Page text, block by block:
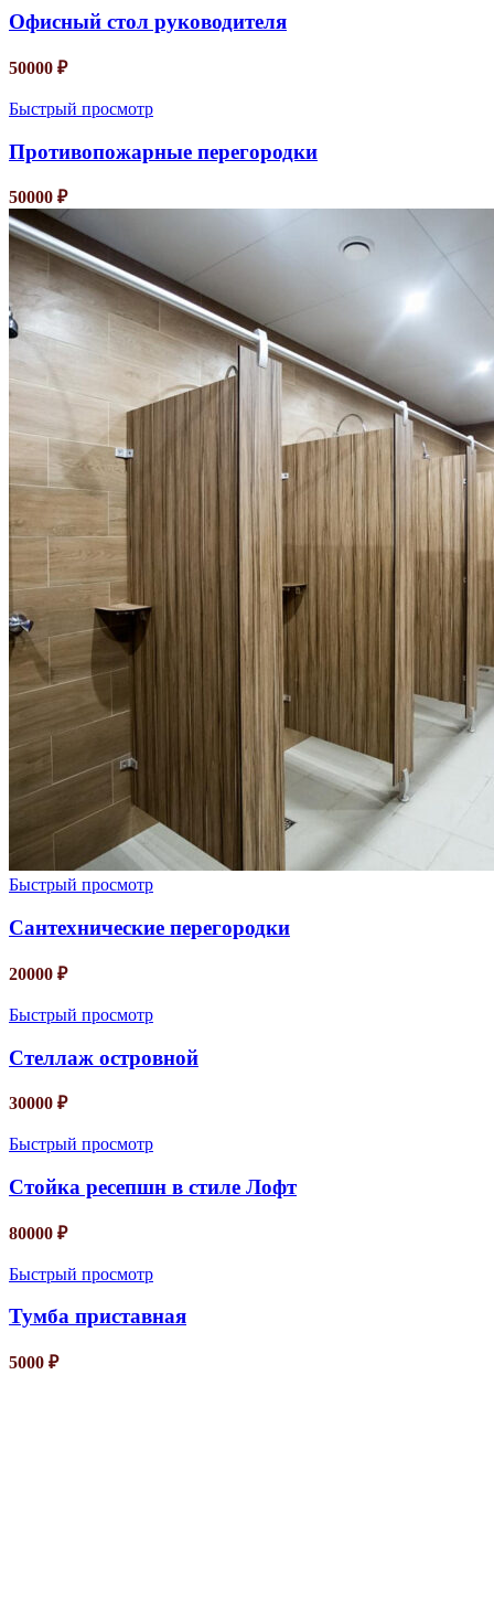
Офисный стол руководителя
50000 ₽
Быстрый просмотр
Противопожарные перегородки
50000 ₽
Быстрый просмотр
Сантехнические перегородки
20000 ₽
Быстрый просмотр
Стеллаж островной
30000 ₽
Быстрый просмотр
Стойка ресепшн в стиле Лофт
80000 ₽
Быстрый просмотр
Тумба приставная
5000 ₽